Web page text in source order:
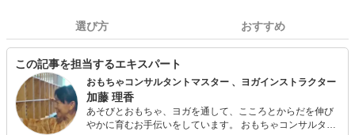
選び方 おすすめ
この記事を担当するエキスパート
おもちゃコンサルタントマスター 、ヨガインストラクター
加藤 理香
あそびとおもちゃ、ヨガを通して、こころとからだを伸び
やかに育むお手伝いをしています。 おもちゃコンサルタン